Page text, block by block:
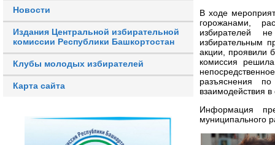
Новости
Издания Центральной избирательной
комиссии Республики Башкортостан
Клубы молодых избирателей
Карта сайта
В ходе
горожанами,
избирателей
избирательным
акции, проявили
комиссия
разъяснения
взаимодействия
Информация
муниципального